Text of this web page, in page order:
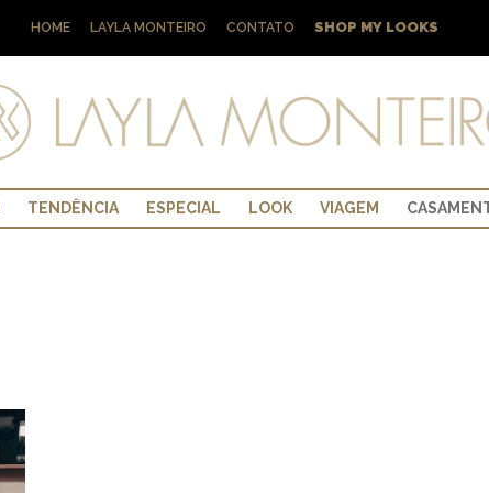
HOME LAYLA MONTEIRO CONTATO SHOP MY LOOKS
TENDÊNCIA ESPECIAL LOOK VIAGEM